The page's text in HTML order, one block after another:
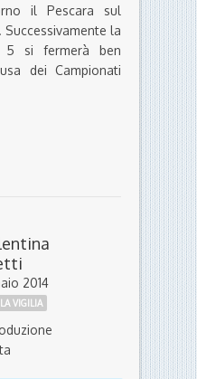
il Pescara sul
la
si fermerà ben
dei Campionati
2014
LA VIGILIA